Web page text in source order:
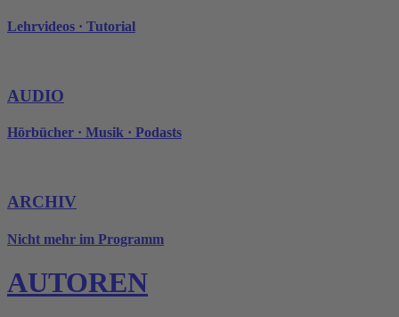
Lehrvideos · Tutorial
AUDIO
Hörbücher · Musik · Podasts
ARCHIV
Nicht mehr im Programm
AUTOREN